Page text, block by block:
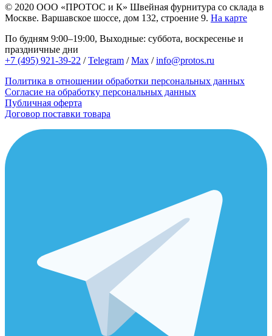
© 2020 ООО «ПРОТОС и К» Швейная фурнитура со склада в
Москве. Варшавское шоссе, дом 132, строение 9. На карте
По будням 9:00–19:00, Выходные: суббота, воскресенье и
праздничные дни
+7 (495) 921-39-22 /Telegram /Max /info@protos.ru
Политика в отношении обработки персональных данных
Согласие на обработку персональных данных
Публичная оферта
Договор поставки товара